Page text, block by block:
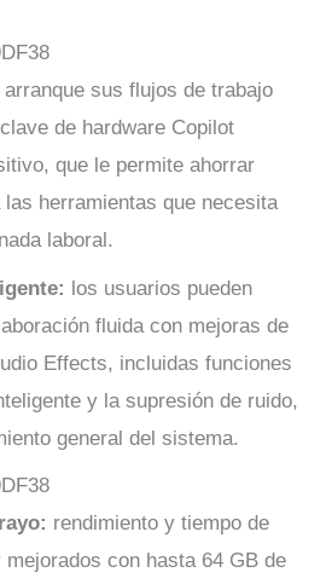
arranque sus flujos de trabajo
de hardware Copilot
que le permite ahorrar
herramientas que necesita
laboral.
los usuarios pueden
fluida con mejoras de
Effects, incluidas funciones
y la supresión de ruido,
general del sistema.
rendimiento y tiempo de
con hasta 64 GB de